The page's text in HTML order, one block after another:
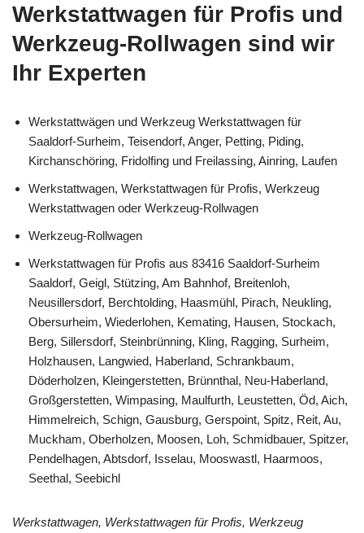
Werkstattwagen für Profis und
Werkzeug-Rollwagen sind wir
Ihr Experten
Werkstattwägen und Werkzeug Werkstattwagen für
Saaldorf-Surheim, Teisendorf, Anger, Petting, Piding,
Kirchanschöring, Fridolfing und Freilassing, Ainring, Laufen
Werkstattwagen, Werkstattwagen für Profis, Werkzeug
Werkstattwagen oder Werkzeug-Rollwagen
Werkzeug-Rollwagen
Werkstattwagen für Profis aus 83416 Saaldorf-Surheim
Saaldorf, Geigl, Stützing, Am Bahnhof, Breitenloh,
Neusillersdorf, Berchtolding, Haasmühl, Pirach, Neukling,
Obersurheim, Wiederlohen, Kemating, Hausen, Stockach,
Berg, Sillersdorf, Steinbrünning, Kling, Ragging, Surheim,
Holzhausen, Langwied, Haberland, Schrankbaum,
Döderholzen, Kleingerstetten, Brünnthal, Neu-Haberland,
Großgerstetten, Wimpasing, Maulfurth, Leustetten, Öd, Aich,
Himmelreich, Schign, Gausburg, Gerspoint, Spitz, Reit, Au,
Muckham, Oberholzen, Moosen, Loh, Schmidbauer, Spitzer,
Pendelhagen, Abtsdorf, Isselau, Mooswastl, Haarmoos,
Seethal, Seebichl
Werkstattwagen, Werkstattwagen für Profis, Werkzeug